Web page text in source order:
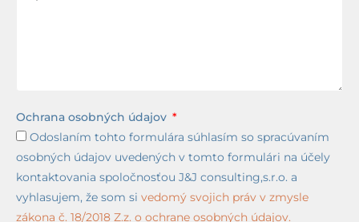
Ochrana osobných údajov
Odoslaním tohto formulára súhlasím so spracúvaním
osobných údajov uvedených v tomto formulári na účely
kontaktovania spoločnosťou J&J consulting,s.r.o. a
vyhlasujem, že som si vedomý svojich práv v zmysle
zákona č. 18/2018 Z.z. o ochrane osobných údajov.